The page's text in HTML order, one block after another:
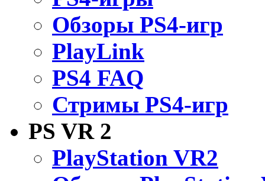
Обзоры PS4-игр
PlayLink
PS4 FAQ
Стримы PS4-игр
PS VR 2
PlayStation VR2